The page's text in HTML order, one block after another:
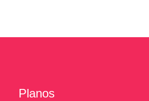
Planos